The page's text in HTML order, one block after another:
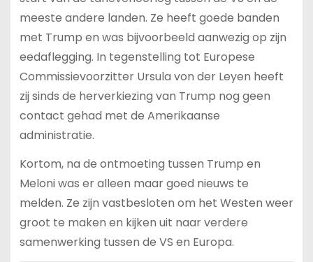
meeste andere landen. Ze heeft goede banden
met Trump en was bijvoorbeeld aanwezig op zijn
eedaflegging. In tegenstelling tot Europese
Commissievoorzitter Ursula von der Leyen heeft
zij sinds de herverkiezing van Trump nog geen
contact gehad met de Amerikaanse
administratie.
Kortom, na de ontmoeting tussen Trump en
Meloni was er alleen maar goed nieuws te
melden. Ze zijn vastbesloten om het Westen weer
groot te maken en kijken uit naar verdere
samenwerking tussen de VS en Europa.